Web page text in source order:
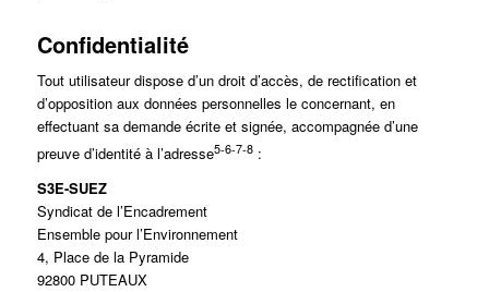
Confidentialité
Tout utilisateur dispose d’un droit d’accès, de rectification et
d’opposition aux données personnelles le concernant, en
effectuant sa demande écrite et signée, accompagnée d’une
preuve d’identité à l’adresse5-6-7-8:
S3E-SUEZ
Syndicat de l’Encadrement
Ensemble pour l’Environnement
4, Place de la Pyramide
92800 PUTEAUX